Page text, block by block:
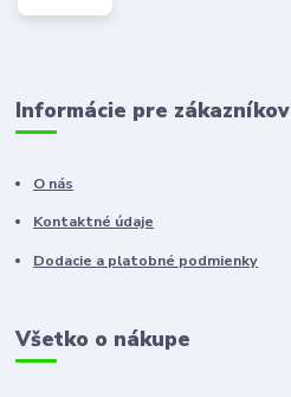
Informácie pre zákazníkov
O nás
Kontaktné údaje
Dodacie a platobné podmienky
Všetko o nákupe